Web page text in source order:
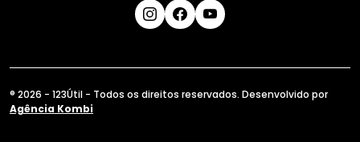
® 2026 - 123Útil - Todos os direitos reservados. Desenvolvido por
Agência Kombi